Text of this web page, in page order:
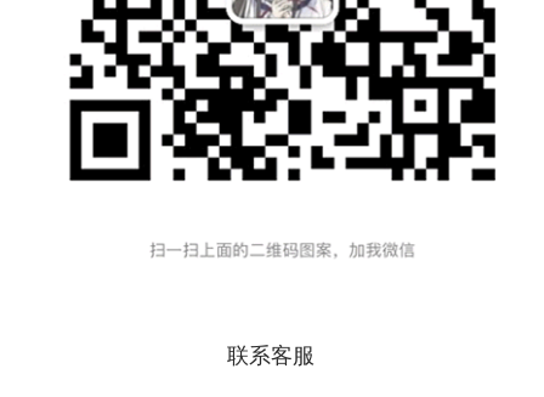
联系客服